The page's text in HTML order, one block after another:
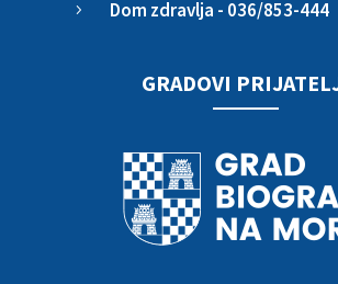
5 Dom zdravlja - 036/853-444
GRADOVI